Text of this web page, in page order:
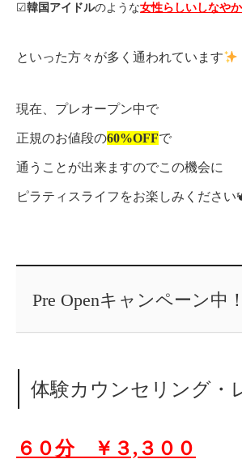
☑︎韓国アイドルのような女性らしいしなや
といった方々が多く通われています
現在、プレオープン中で
正規のお値段の60%OFFで
通うことが出来ますのでこの機会に
ピラティスライフをお楽しみくださ
Pre Openキャンペーン中！
体験カウンセリング・
６０分 ￥３,３００